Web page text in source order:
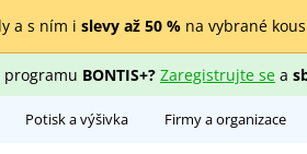
a s ním i slevy až 50 %na vybrané
programu BONTIS+? Zaregistrujte sea
Potisk a výšivka Firmy a organizace